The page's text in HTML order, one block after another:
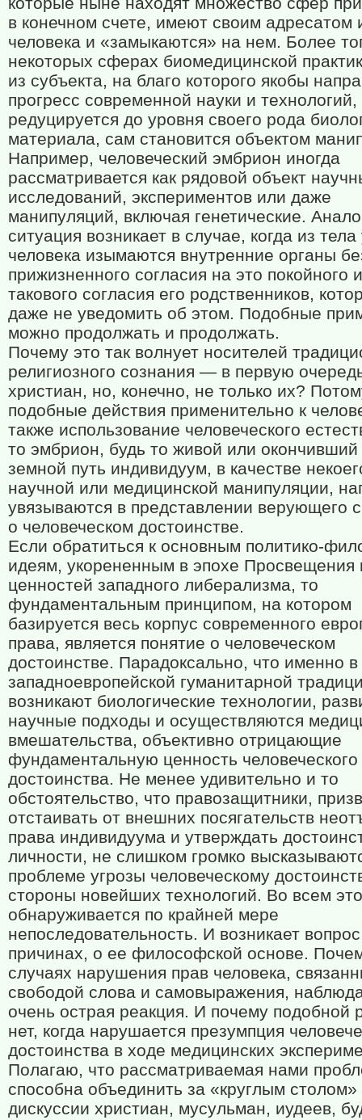
в конечном счете, имеют своим адресатом
человека и «замыкаются» на нем. Более
некоторых сферах биомедицинской
из субъекта, на благо которого якобы
прогресс современной науки и технологий,
редуцируется до уровня своего рода
материала, сам становится объектом
Например, человеческий эмбрион иногда
рассматривается как рядовой объект
исследований, экспериментов или даже
манипуляций, включая генетические.
ситуация возникает в случае, когда из
человека изымаются внутренние органы
прижизненного согласия на это покойного
такового согласия его родственников,
даже не уведомить об этом. Подобные
можно продолжать и продолжать.
Почему это так волнует носителей
религиозного сознания — в первую
христиан, но, конечно, не только их?
подобные действия применительно к
также использование человеческого
то эмбрион, будь то живой или окончивший
земной путь индивидуум, в качестве
научной или медицинской манипуляции,
увязываются в представлении верующего
о человеческом достоинстве.
Если обратиться к основным политико-
идеям, укорененным в эпохе Просвещения
ценностей западного либерализма, то
фундаментальным принципом, на котором
базируется весь корпус современного
права, является понятие о человеческом
достоинстве. Парадоксально, что именно в
западноевропейской гуманитарной
возникают биологические технологии,
научные подходы и осуществляются
вмешательства, объективно отрицающие
фундаментальную ценность человеческого
достоинства. Не менее удивительно и то
обстоятельство, что правозащитники,
отстаивать от внешних посягательств
права индивидуума и утверждать
личности, не слишком громко
проблеме угрозы человеческому
стороны новейших технологий. Во всем
обнаруживается по крайней мере
непоследовательность. И возникает
причинах, о ее философской основе.
случаях нарушения прав человека,
свободой слова и самовыражения,
очень острая реакция. И почему подобной
нет, когда нарушается презумпция
достоинства в ходе медицинских
Полагаю, что рассматриваемая нами
способна объединить за «круглым
дискуссии христиан, мусульман, иудеев,